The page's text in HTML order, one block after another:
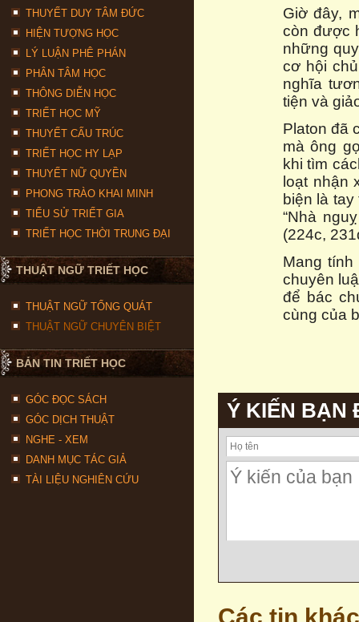
THUYẾT DUY TÂM ĐỨC
HIỆN TƯỢNG HỌC
LÝ LUẬN PHÊ PHÁN
PHÂN TÂM HỌC
THÔNG DIỄN HỌC
TRIẾT HỌC MỸ
THUYẾT CẤU TRÚC
TRIẾT HỌC HY LẠP
THUYẾT NỮ QUYỀN
PHONG TRÀO KHAI MINH
TIỂU SỬ TRIẾT GIA
TRIẾT HỌC THỜI TRUNG ĐẠI
THUẬT NGỮ TRIẾT HỌC
THUẬT NGỮ TỔNG QUÁT
THUẬT NGỮ CHUYÊN BIỆT
BẢN TIN TRIẾT HỌC
GÓC ĐỌC SÁCH
GÓC DỊCH THUẬT
NGHE - XEM
DANH MỤC TÁC GIẢ
TÀI LIỆU NGHIÊN CỨU
Giờ đây,
còn được
những
cơ hội
nghĩa
tiện và
Platon đã
mà ông
khi tìm
loạt nhận
biện là
“Nhà
(224c,
Mang tính
chuyên
để bác
cùng của
Ý KIẾN BẠN